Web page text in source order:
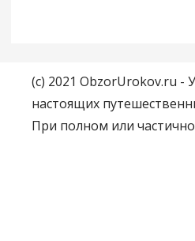
(c) 2021 ObzorUrokov.ru
настоящих
При полном или